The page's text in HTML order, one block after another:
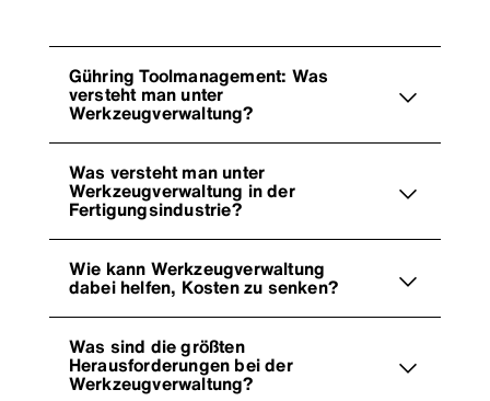
Gühring Toolmanagement: Was
versteht man unter
Werkzeugverwaltung?
Was versteht man unter
Werkzeugverwaltung in der
Fertigungsindustrie?
Wie kann Werkzeugverwaltung
dabei helfen, Kosten zu senken?
Was sind die größten
Herausforderungen bei der
Werkzeugverwaltung?